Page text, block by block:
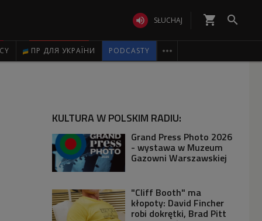
 SŁUCHAJ shopping_cart 
ПР ДЛЯ УКРАЇНИ PODCASTY 
KULTURA W POLSKIM RADIU:
Grand Press Photo 2026
- wystawa w Muzeum
Gazowni Warszawskiej
"Cliff Booth" ma
kłopoty: David Fincher
robi dokrętki, Brad Pitt